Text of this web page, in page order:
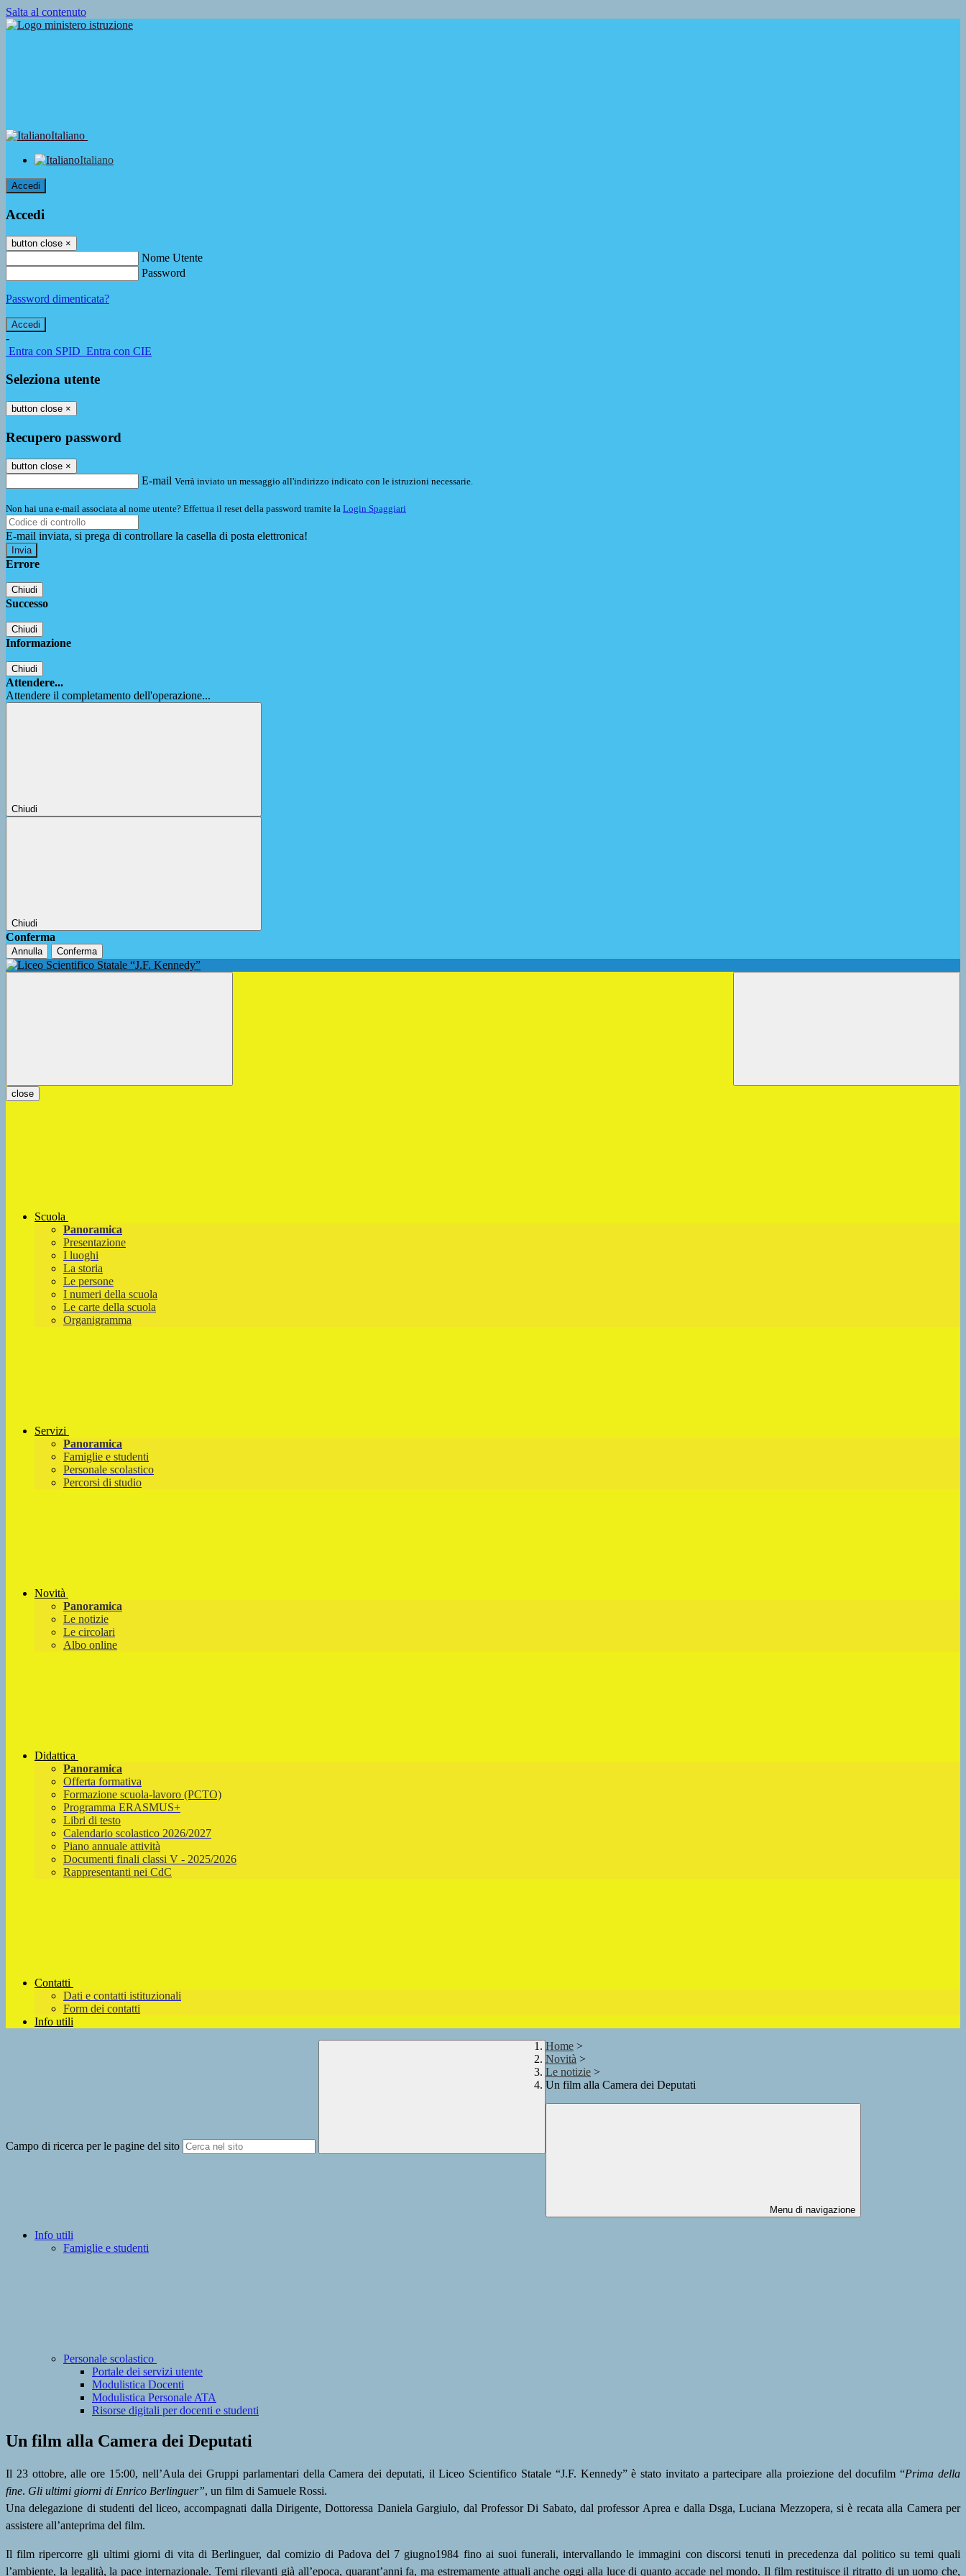
Salta al contenuto
Italiano
Italiano
Accedi
Accedi
button close ×
Nome Utente
Password
Password dimenticata?
-
Entra con SPID Entra con CIE
Seleziona utente
button close ×
Recupero password
button close ×
E-mail Verrà inviato un messaggio all'indirizzo indicato con le istruzioni necessarie.
Non hai una e-mail associata al nome utente? Effettua il reset della password tramite la Login Spaggiari
E-mail inviata, si prega di controllare la casella di posta elettronica!
Errore
Chiudi
Successo
Chiudi
Informazione
Chiudi
Attendere...
Attendere il completamento dell'operazione...
Chiudi
Chiudi
Conferma
Annulla Conferma
close
Scuola
Panoramica
Presentazione
I luoghi
La storia
Le persone
I numeri della scuola
Le carte della scuola
Organigramma
Servizi
Panoramica
Famiglie e studenti
Personale scolastico
Percorsi di studio
Novità
Panoramica
Le notizie
Le circolari
Albo online
Didattica
Panoramica
Offerta formativa
Formazione scuola-lavoro (PCTO)
Programma ERASMUS+
Libri di testo
Calendario scolastico 2026/2027
Piano annuale attività
Documenti finali classi V - 2025/2026
Rappresentanti nei CdC
Contatti
Dati e contatti istituzionali
Form dei contatti
Info utili
Campo di ricerca per le pagine del sito
Home >
Novità >
Le notizie >
Un film alla Camera dei Deputati
Menu di navigazione
Info utili
Famiglie e studenti
Personale scolastico
Portale dei servizi utente
Modulistica Docenti
Modulistica Personale ATA
Risorse digitali per docenti e studenti
Un film alla Camera dei Deputati
Il 23 ottobre, alle ore 15:00, nell’Aula dei Gruppi parlamentari della Camera dei deputati, il Liceo Scientifico Statale “J.F. Kennedy” è stato invitato a partecipare alla proiezione del docufilm “Prima della
fine. Gli ultimi giorni di Enrico Berlinguer”, un film di Samuele Rossi.
Una delegazione di studenti del liceo, accompagnati dalla Dirigente, Dottoressa Daniela Gargiulo, dal Professor Di Sabato, dal professor Aprea e dalla Dsga, Luciana Mezzopera, si è recata alla Camera per
assistere all’anteprima del film.
Il film ripercorre gli ultimi giorni di vita di Berlinguer, dal comizio di Padova del 7 giugno1984 fino ai suoi funerali, intervallando le immagini con discorsi tenuti in precedenza dal politico su temi quali
l’ambiente, la legalità, la pace internazionale. Temi rilevanti già all’epoca, quarant’anni fa, ma estremamente attuali anche oggi alla luce di quanto accade nel mondo. Il film restituisce il ritratto di un uomo che,